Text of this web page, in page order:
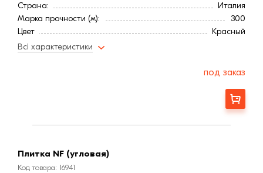
Страна:
Италия
Марка прочности (м):
300
Цвет
Красный
Фактура
Всі характеристики
под заказ
Заказать
Плитка NF (угловая)
Код товара: 16941